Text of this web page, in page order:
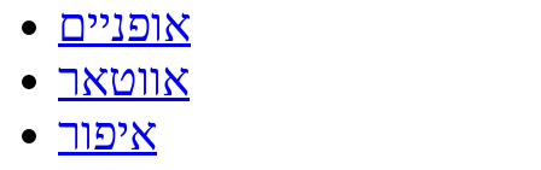
אופניים
אווטאר
איפור